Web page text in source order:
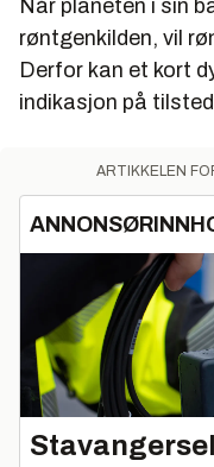
Når planeten i sin
røntgenkilden, vil
Derfor kan et kort
indikasjon på
ARTIKKELEN